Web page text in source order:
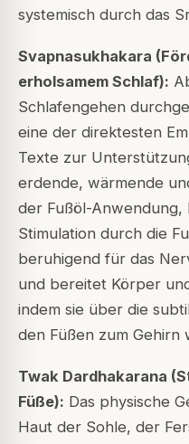
systemisch durch das
Svapnasukhakara
erholsamem Schlaf):
Schlafengehen
eine der direktesten
Texte zur
erdende, wärmende
der Fußöl-
Stimulation durch die
beruhigend für das
und bereitet Körper
indem sie über die
den Füßen zum Gehirn
Twak Dardhakarana
Füße): Das physische
Haut der Sohle, der